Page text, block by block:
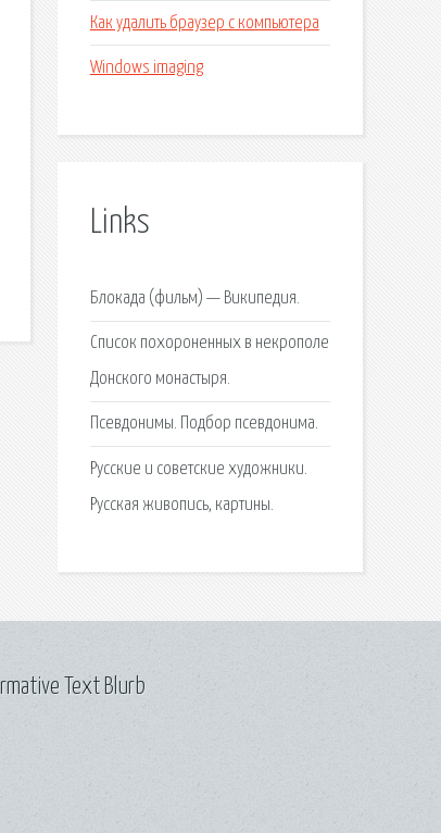
Как удалить браузер с компьютера
Windows imaging
Links
Блокада (фильм) — Википедия.
Список похороненных в некрополе
Донского монастыря.
Псевдонимы. Подбор псевдонима.
Русские и советские художники.
Русская живопись, картины.
Text Blurb